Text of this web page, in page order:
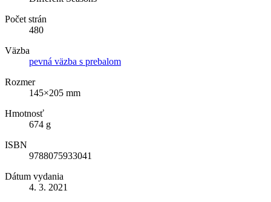
Počet strán
480
Väzba
pevná väzba s prebalom
Rozmer
145×205 mm
Hmotnosť
674 g
ISBN
9788075933041
Dátum vydania
4. 3. 2021